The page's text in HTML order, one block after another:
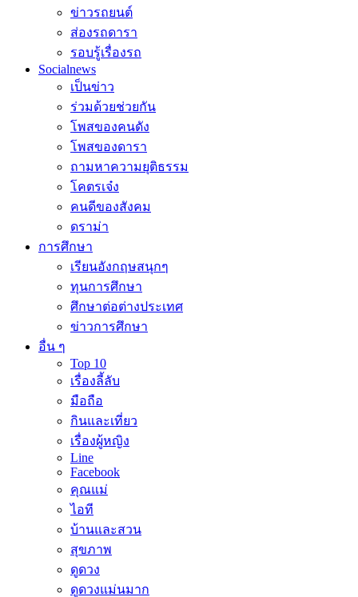
ข่าวรถยนต์
ส่องรถดารา
รอบรู้เรื่องรถ
Socialnews
เป็นข่าว
ร่วมด้วยช่วยกัน
โพสของคนดัง
โพสของดารา
ถามหาความยุติธรรม
โคตรเจ๋ง
คนดีของสังคม
ดราม่า
การศึกษา
เรียนอังกฤษสนุกๆ
ทุนการศึกษา
ศึกษาต่อต่างประเทศ
ข่าวการศึกษา
อื่น ๆ
Top 10
เรื่องลี้ลับ
มือถือ
กินและเที่ยว
เรื่องผู้หญิง
Line
Facebook
คุณแม่
ไอที
บ้านและสวน
สุขภาพ
ดูดวง
ดูดวงแม่นมาก